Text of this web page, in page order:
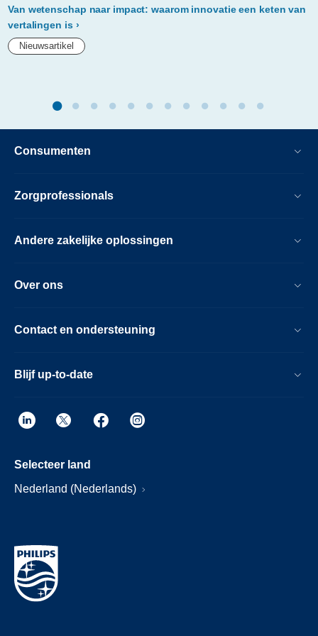
Van wetenschap naar impact: waarom innovatie een keten van
vertalingen is
Nieuwsartikel
Consumenten
Zorgprofessionals
Andere zakelijke oplossingen
Over ons
Contact en ondersteuning
Blijf up-to-date
Selecteer land
Nederland (Nederlands)